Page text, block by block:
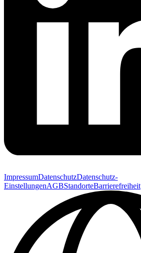
ImpressumDatenschutzDatenschutz-
EinstellungenAGBStandorteBarrierefreiheit